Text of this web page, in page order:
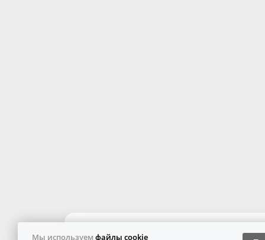
Мы используем файлы cookie